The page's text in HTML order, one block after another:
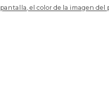
el color de la imagen